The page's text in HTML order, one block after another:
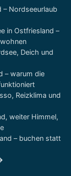
– Nordseeurlaub
in Ostfriesland –
Deich und
– warum die
Reizklima und
weiter Himmel,
– buchen statt